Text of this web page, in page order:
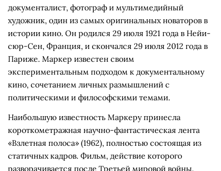
документалист, фотограф и мультимедийный
художник, один из самых оригинальных новаторов в
истории кино. Он родился 29 июля 1921 года в Нейи-
сюр-Сен, Франция, и скончался 29 июля 2012 года в
Париже. Маркер известен своим
экспериментальным подходом к документальному
кино, сочетанием личных размышлений с
политическими и философскими темами.
Наибольшую известность Маркеру принесла
короткометражная научно-фантастическая лента
«Взлетная полоса» (1962), полностью состоящая из
статичных кадров. Фильм, действие которого
разворачивается после Третьей мировой войны,